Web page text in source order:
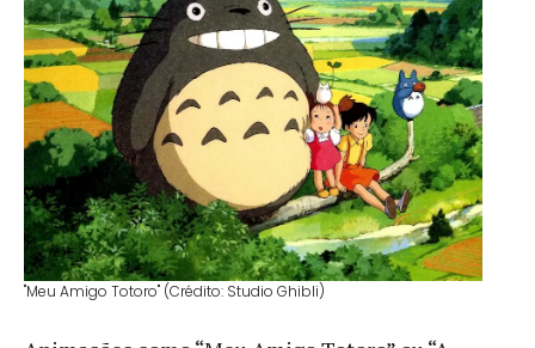
"Meu Amigo Totoro" (Crédito: Studio Ghibli)